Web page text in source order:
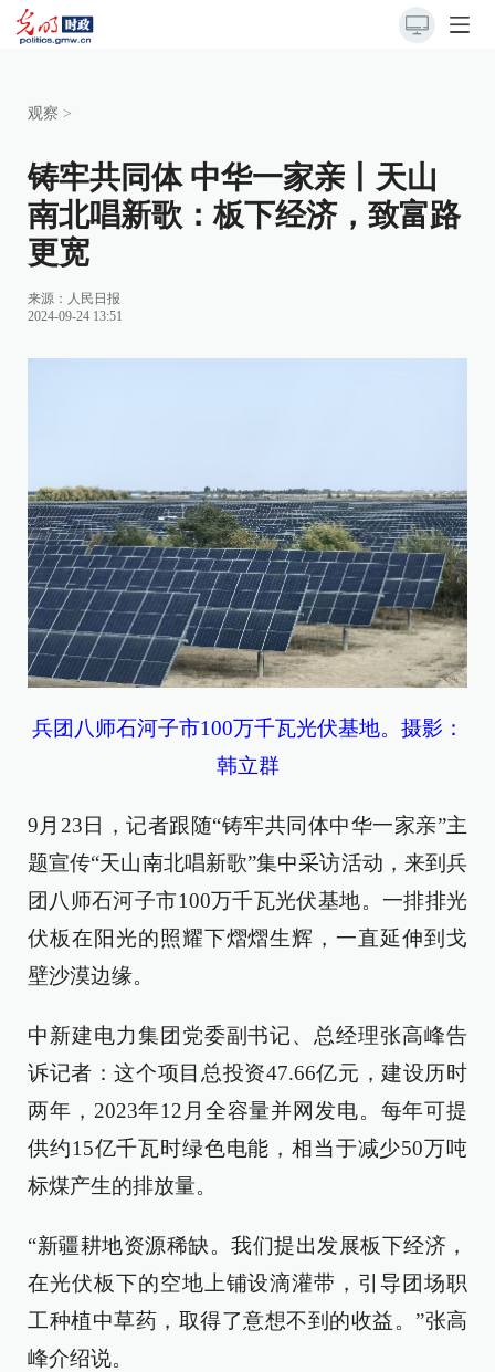
观察 >
铸牢共同体 中华一家亲丨天山
南北唱新歌：板下经济，致富路
更宽
来源： 人民日报
2024-09-24 13:51
兵团八师石河子市100万千瓦光伏基地。摄影：
韩立群
9月23日，记者跟随“铸牢共同体中华一家亲”主
题宣传“天山南北唱新歌”集中采访活动，来到兵
团八师石河子市100万千瓦光伏基地。一排排光
伏板在阳光的照耀下熠熠生辉，一直延伸到戈
壁沙漠边缘。
中新建电力集团党委副书记、总经理张高峰告
诉记者：这个项目总投资47.66亿元，建设历时
两年，2023年12月全容量并网发电。每年可提
供约15亿千瓦时绿色电能，相当于减少50万吨
标煤产生的排放量。
“新疆耕地资源稀缺。我们提出发展板下经济，
在光伏板下的空地上铺设滴灌带，引导团场职
工种植中草药，取得了意想不到的收益。”张高
峰介绍说。